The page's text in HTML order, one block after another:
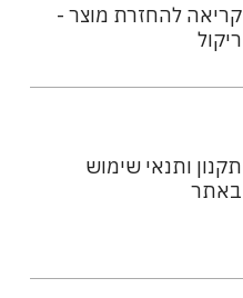
קריאה להחזרת מוצר -
ריקול
תקנון ותנאי שימוש
באתר